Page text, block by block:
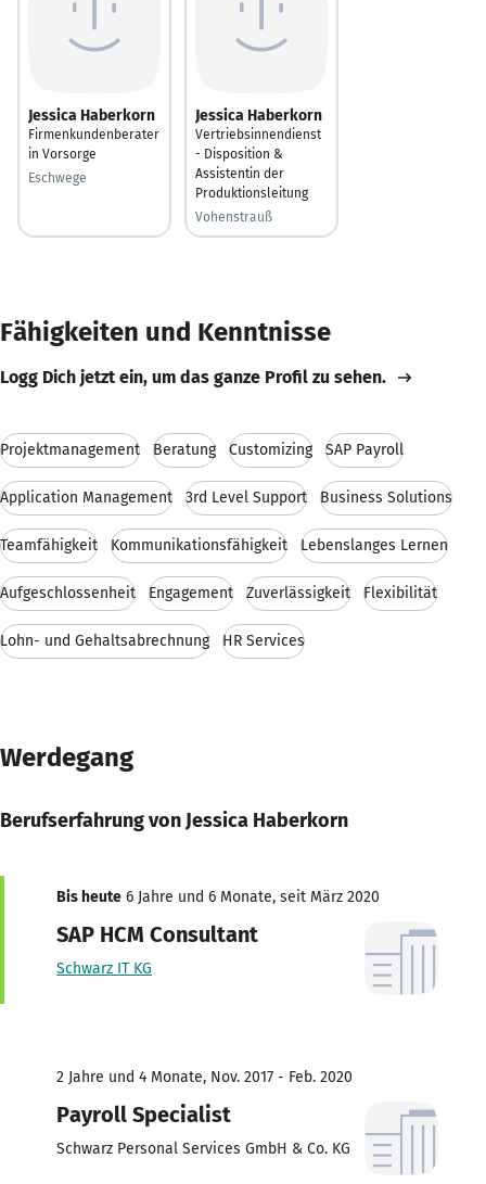
Jessica Haberkorn
Firmenkundenberater
in Vorsorge
Eschwege
Jessica Haberkorn
Vertriebsinnendienst
- Disposition &
Assistentin der
Produktionsleitung
Vohenstrauß
Fähigkeiten und Kenntnisse
Logg Dich jetzt ein, um das ganze Profil zu sehen.
Projektmanagement Beratung Customizing SAP Payroll
Application Management 3rd Level Support Business Solutions
Teamfähigkeit Kommunikationsfähigkeit Lebenslanges Lernen
Aufgeschlossenheit Engagement Zuverlässigkeit Flexibilität
Lohn- und Gehaltsabrechnung HR Services
Werdegang
Berufserfahrung von Jessica Haberkorn
Bis heute 6 Jahre und 6 Monate, seit März 2020
SAP HCM Consultant
Schwarz IT KG
2 Jahre und 4 Monate, Nov. 2017 - Feb. 2020
Payroll Specialist
Schwarz Personal Services GmbH & Co. KG